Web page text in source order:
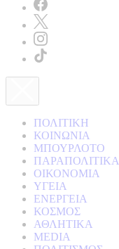
ΠΟΛΙΤΙΚΗ
ΚΟΙΝΩΝΙΑ
ΜΠΟΥΡΛΟΤΟ
ΠΑΡΑΠΟΛΙΤΙΚΑ
ΟΙΚΟΝΟΜΙΑ
ΥΓΕΙΑ
ΕΝΕΡΓΕΙΑ
ΚΟΣΜΟΣ
ΑΘΛΗΤΙΚΑ
MEDIA